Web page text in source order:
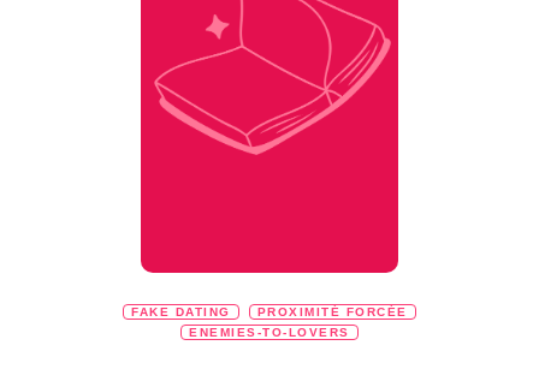
FAKE DATING
PROXIMITÉ FORCÉE
ENEMIES-TO-LOVERS